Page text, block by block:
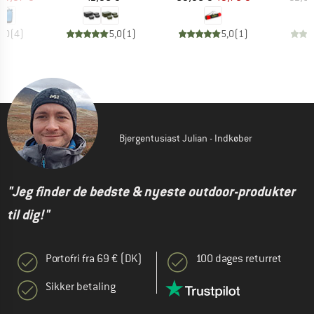
(4) 5,0(1) 5,0(1)
Bjergentusiast Julian - Indkøber
"Jeg finder de bedste & nyeste outdoor-produkter
til dig!"
Portofri fra 69 € (DK)
Sikker betaling
100 dages returret